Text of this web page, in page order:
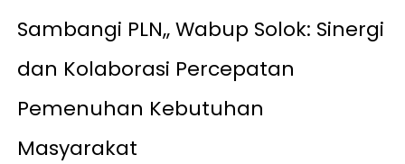
Sambangi PLN,, Wabup Solok: Sinergi
dan Kolaborasi Percepatan
Pemenuhan Kebutuhan
Masyarakat